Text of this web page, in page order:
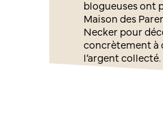
blogueuses ont
Maison des
Necker pour
concrètement à
l’argent collecté.